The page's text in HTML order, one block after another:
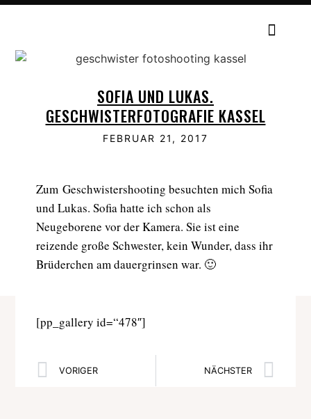
SOFIA UND LUKAS.
GESCHWISTERFOTOGRAFIE KASSEL
FEBRUAR 21, 2017
Zum Geschwistershooting besuchten mich Sofia
und Lukas. Sofia hatte ich schon als
Neugeborene vor der Kamera. Sie ist eine
reizende große Schwester, kein Wunder, dass ihr
Brüderchen am dauergrinsen war. 🙂
[pp_gallery id=“478″]
VORIGER NÄCHSTER